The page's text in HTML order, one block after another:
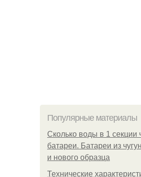
Популярные материалы
Сколько воды в 1 секции
батареи. Батареи из
и нового образца
Технические